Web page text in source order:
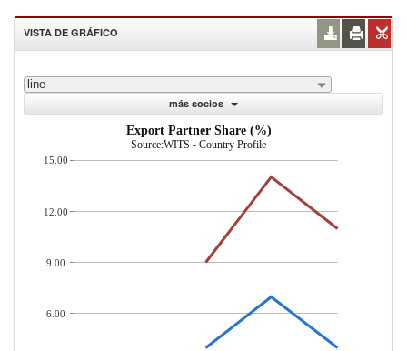
VISTA DE GRÁFICO
line
más socios
Export Partner Share (%)
Source:WITS - Country Profile
15.00
12.00
9.00
6.00